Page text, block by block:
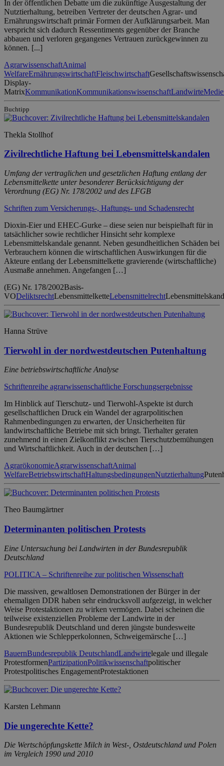
In der öffentlichen Debatte um die zukünftige Ausgestaltung der
Nutztierhaltung, betreiben Vertreter der deutschen Agrar- und
Ernährungswirtschaft primär Formen der Aufklärungsarbeit. Man
verspricht sich dadurch Ressentiments gegenüber der Branche
abbauen und verloren gegangenes Vertrauen zurückgewinnen zu
können. [...]
AgrarwissenschaftAnimal
WelfareErnährungswirtschaftFleischwirtschaft
Display-
MatrixKommunikationKommunikationswissenschaftLandwirte
Buchtipp
Thekla Stollhof
Zivilrechtliche Haftung bei Lebensmittelskandalen
Umfang der vertraglichen und gesetzlichen Haftung entlang der
Lebensmittelkette unter besonderer Berücksichtigung der
Verordnung (EG) Nr. 178/2002 und des LFGB
Schriften zum Versicherungs-, Haftungs- und Schadensrecht
Dioxin-Eier und EHEC-Gurke – diese seien nur beispielhaft für in
tatsächlicher sowie rechtlicher Hinsicht sehr komplexe
Lebensmittelskandale genannt. Neben gesundheitlichen Schäden bei
Verbrauchern können die wirtschaftlichen Auswirkungen für die
Akteure entlang der Lebensmittelkette gravierende (wirtschaftliche)
Ausmaße annehmen. Angefangen […]
(EG) Nr. 178/2002Basis-
VODeliktsrechtLebensmittelketteLebensmittelrecht
Hanna Strüve
Tierwohl in der nordwestdeutschen Putenhaltung
Eine betriebswirtschaftliche Analyse
Schriftenreihe agrarwissenschaftliche Forschungsergebnisse
Im Hinblick auf Tierschutz- und Tierwohl-Aspekte ist durch
gesellschaftlichen Druck ein Wandel der agrarpolitischen
Rahmenbedingungen zu erwarten, der Unsicherheiten für
landwirtschaftliche Betriebe mit sich bringt. Tierhalter geraten
zunehmend in einen Zielkonflikt zwischen Tierschutzbemühungen
und Wirtschaftlichkeit. Auch in der deutschen […]
AgrarökonomieAgrarwissenschaftAnimal
WelfareBetriebswirtschaftHaltungsbedingungenNutztierhaltung
Theo Baumgärtner
Determinanten politischen Protests
Eine Untersuchung bei Landwirten in der Bundesrepublik
Deutschland
POLITICA – Schriftenreihe zur politischen Wissenschaft
Die massiven, gewaltlosen Demonstrationen der Bürger in der
ehemaligen DDR haben sehr eindrucksvoll aufgezeigt, in welcher
Weise Protestaktionen zu wirken vermögen. Dabei scheinen die
teilweise existenziellen Probleme der Landwirte in der
Bundesrepublik Deutschland und deren jüngste bundesweite
Aktionen wie Schlepperkolonnen, Schweigemärsche […]
BauernBundesrepublik DeutschlandLandwirtelegale und illegale
ProtestformenPartizipationPolitikwissenschaftpolitischer
Protestpolitisches EngagementProtestaktionen
Karsten Lehmann
Die ungerechte Kette?
Die Wertschöpfungskette Milch in West-, Ostdeutschland und Polen
im Vergleich 1990 und 2010